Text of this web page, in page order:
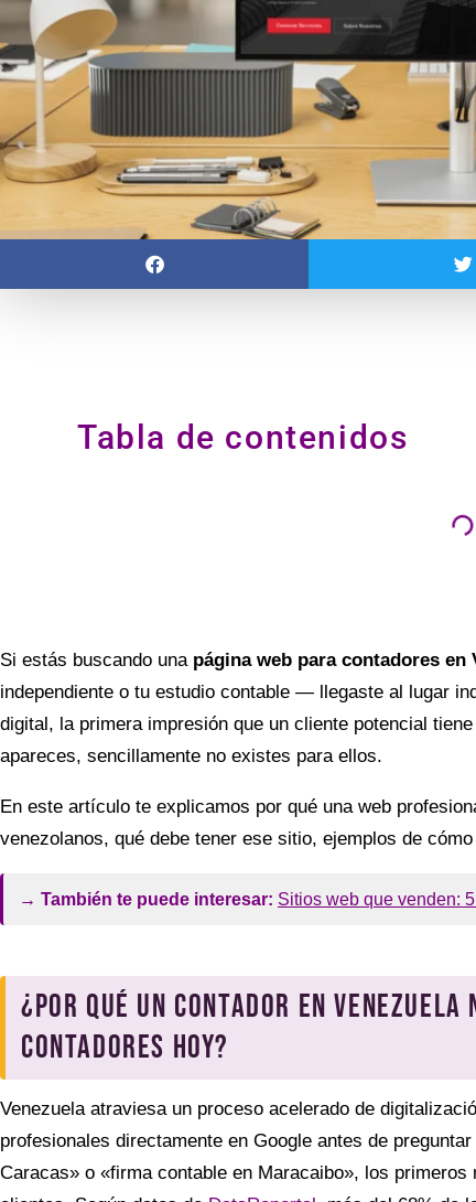
Tabla de contenidos
Si estás buscando una página web para contadores en
independiente o tu estudio contable — llegaste al lugar
digital, la primera impresión que un cliente potencial
apareces, sencillamente no existes para ellos.
En este artículo te explicamos por qué una web
venezolanos, qué debe tener ese sitio, ejemplos de
→ También te puede interesar: Sitios web que venden:
¿Por qué un contador en
contadores hoy?
Venezuela atraviesa un proceso acelerado de
profesionales directamente en Google antes de
Caracas» o «firma contable en Maracaibo», los